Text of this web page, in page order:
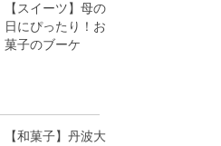
【スイーツ】母の
日にぴったり！お
菓子のブーケ
【和菓子】丹波大